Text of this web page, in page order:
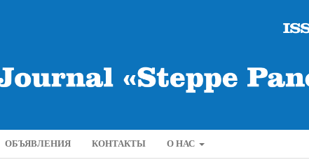
ОБЪЯВЛЕНИЯ КОНТАКТЫ О НАС